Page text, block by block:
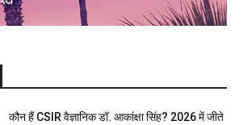
कौन हैं CSIR वैज्ञानिक डॉ. आकांक्षा सिंह? 2026 में जीते